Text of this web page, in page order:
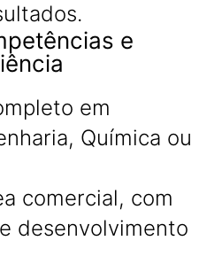
e
em
Química ou
comercial, com
desenvolvimento